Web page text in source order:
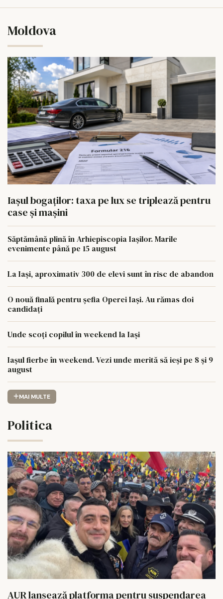
Moldova
Iașul bogaților: taxa pe lux se triplează pentru
case și mașini
Săptămână plină în Arhiepiscopia Iașilor. Marile
evenimente până pe 15 august
La Iași, aproximativ 300 de elevi sunt în risc de abandon
O nouă finală pentru șefia Operei Iași. Au rămas doi
candidați
Unde scoți copilul în weekend la Iași
Iașul fierbe în weekend. Vezi unde merită să ieși pe 8 și 9
august
MAI MULTE
Politica
AUR lansează platforma pentru suspendarea